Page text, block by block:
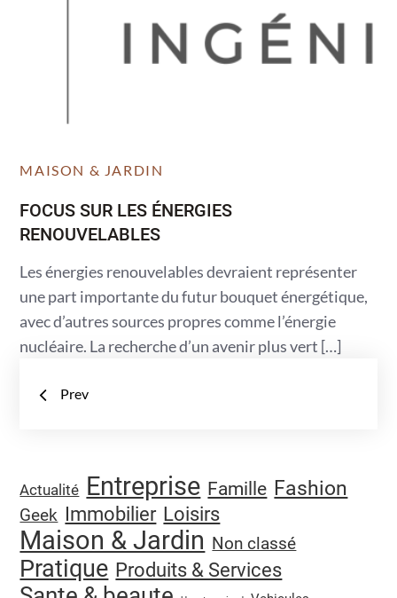
MAISON & JARDIN
FOCUS SUR LES ÉNERGIES
RENOUVELABLES
Les énergies renouvelables devraient représenter
une part importante du futur bouquet énergétique,
avec d’autres sources propres comme l’énergie
nucléaire. La recherche d’un avenir plus vert […]
Navigation
articles
Prev
Actualité Entreprise Famille Fashion
Geek Immobilier Loisirs
Maison & Jardin Non classé
Pratique Produits & Services